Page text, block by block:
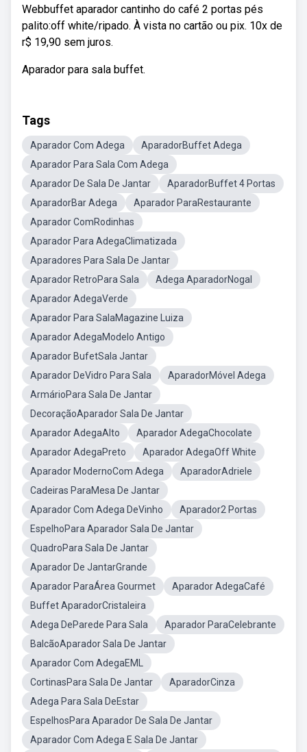
Webbuffet aparador cantinho do café 2 portas pés
palito:off white/ripado. À vista no cartão ou pix. 10x de
r$ 19,90 sem juros.
Aparador para sala buffet.
Tags
Aparador Com Adega
AparadorBuffet Adega
Aparador Para Sala Com Adega
Aparador De Sala De Jantar
AparadorBuffet 4 Portas
AparadorBar Adega
Aparador ParaRestaurante
Aparador ComRodinhas
Aparador Para AdegaClimatizada
Aparadores Para Sala De Jantar
Aparador RetroPara Sala
Adega AparadorNogal
Aparador AdegaVerde
Aparador Para SalaMagazine Luiza
Aparador AdegaModelo Antigo
Aparador BufetSala Jantar
Aparador DeVidro Para Sala
AparadorMóvel Adega
ArmárioPara Sala De Jantar
DecoraçãoAparador Sala De Jantar
Aparador AdegaAlto
Aparador AdegaChocolate
Aparador AdegaPreto
Aparador AdegaOff White
Aparador ModernoCom Adega
AparadorAdriele
Cadeiras ParaMesa De Jantar
Aparador Com Adega DeVinho
Aparador2 Portas
EspelhoPara Aparador Sala De Jantar
QuadroPara Sala De Jantar
Aparador De JantarGrande
Aparador ParaÁrea Gourmet
Aparador AdegaCafé
Buffet AparadorCristaleira
Adega DeParede Para Sala
Aparador ParaCelebrante
BalcãoAparador Sala De Jantar
Aparador Com AdegaEML
CortinasPara Sala De Jantar
AparadorCinza
Adega Para Sala DeEstar
EspelhosPara Aparador De Sala De Jantar
Aparador Com Adega E Sala De Jantar